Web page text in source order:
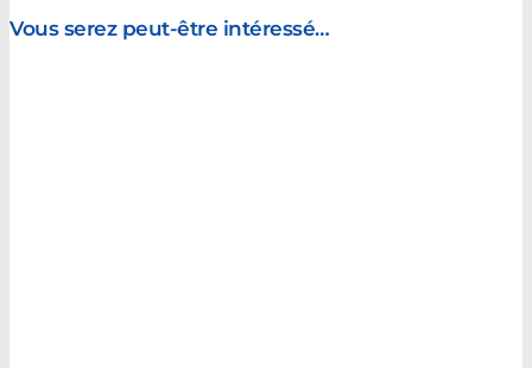
Vous serez peut-être intéressé…